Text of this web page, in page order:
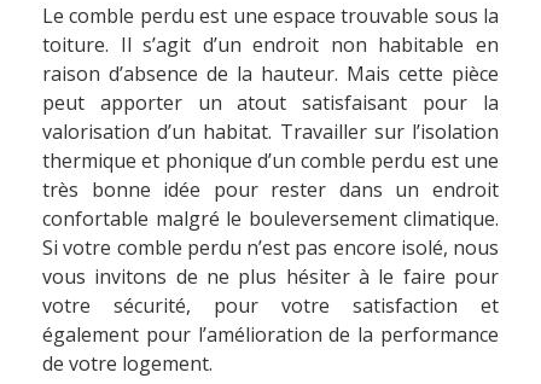
Le comble perdu est une espace trouvable sous la
toiture. Il s’agit d’un endroit non habitable en
raison d’absence de la hauteur. Mais cette pièce
peut apporter un atout satisfaisant pour la
valorisation d’un habitat. Travailler sur l’isolation
thermique et phonique d’un comble perdu est une
très bonne idée pour rester dans un endroit
confortable malgré le bouleversement climatique.
Si votre comble perdu n’est pas encore isolé, nous
vous invitons de ne plus hésiter à le faire pour
votre sécurité, pour votre satisfaction et
également pour l’amélioration de la performance
de votre logement.